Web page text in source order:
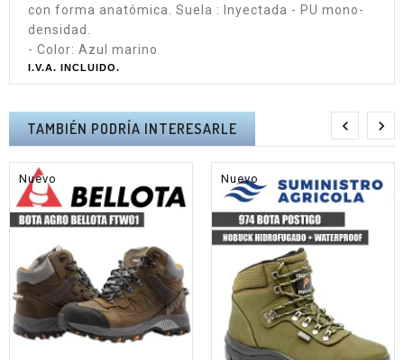
con forma anatómica. Suela : Inyectada - PU mono-
densidad.
- Color: Azul marino
I.V.A. INCLUIDO.
TAMBIÉN PODRÍA INTERESARLE
Nuevo Nuevo
 